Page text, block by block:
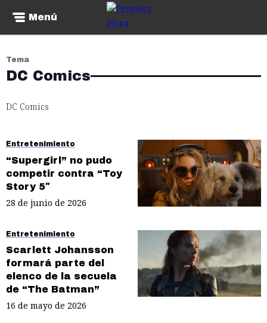
Menú
Tema
DC Comics
DC Comics
Entretenimiento
“Supergirl” no pudo
competir contra “Toy
Story 5″
28 de junio de 2026
Entretenimiento
Scarlett Johansson
formará parte del
elenco de la secuela
de “The Batman”
16 de mayo de 2026